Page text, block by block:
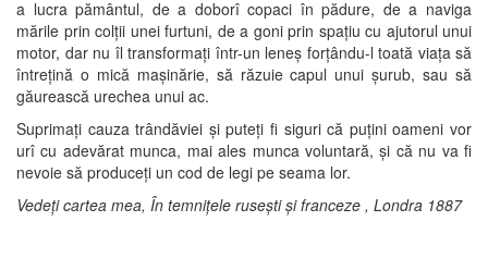
a lucra pământul, de a doborî copaci în pădure, de a naviga
mările prin colții unei furtuni, de a goni prin spațiu cu ajutorul unui
motor, dar nu îl transformați într-un leneș forțându-l toată viața să
întrețină o mică mașinărie, să răzuie capul unui șurub, sau să
găurească urechea unui ac.
Suprimați cauza trândăviei și puteți fi siguri că puțini oameni vor
urî cu adevărat munca, mai ales munca voluntară, și că nu va fi
nevoie să produceți un cod de legi pe seama lor.
Vedeți cartea mea, În temnițele rusești și franceze , Londra 1887